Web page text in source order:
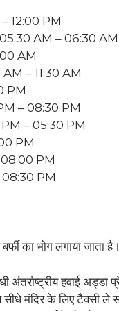
12:00 PM
05:30 AM – 06:30 AM
AM
– 11:30 AM
PM
– 08:30 PM
– 05:30 PM
PM
PM
08:30 PM
का भोग लगाया जाता है।
अंतर्राष्ट्रीय हवाई
मंदिर के लिए टैक्सी